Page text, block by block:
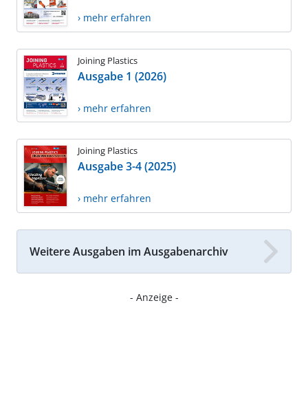
› mehr erfahren
Joining Plastics
Ausgabe 1 (2026)
› mehr erfahren
Joining Plastics
Ausgabe 3-4 (2025)
› mehr erfahren
Weitere Ausgaben im Ausgabenarchiv
- Anzeige -